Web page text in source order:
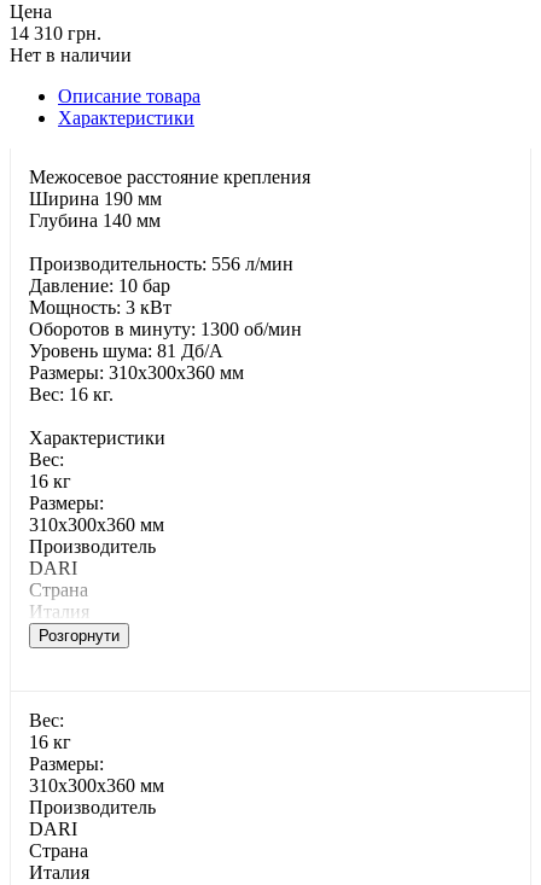
Цена
14 310 грн.
Нет в наличии
Описание товара
Характеристики
Межосевое расстояние крепления
Ширина 190 мм
Глубина 140 мм
Производительность: 556 л/мин
Давление: 10 бар
Мощность: 3 кВт
Оборотов в минуту: 1300 об/мин
Уровень шума: 81 Дб/А
Размеры: 310x300x360 мм
Вес: 16 кг.
Характеристики
Bec:
16 кг
Paзмepы:
310x300x360 мм
Производитель
DARI
Страна
Италия
Розгорнути
Bec:
16 кг
Paзмepы:
310x300x360 мм
Производитель
DARI
Страна
Италия